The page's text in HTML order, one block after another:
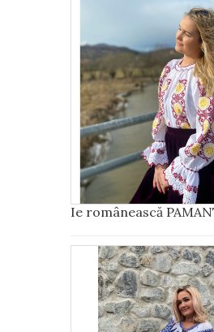
Ie românească